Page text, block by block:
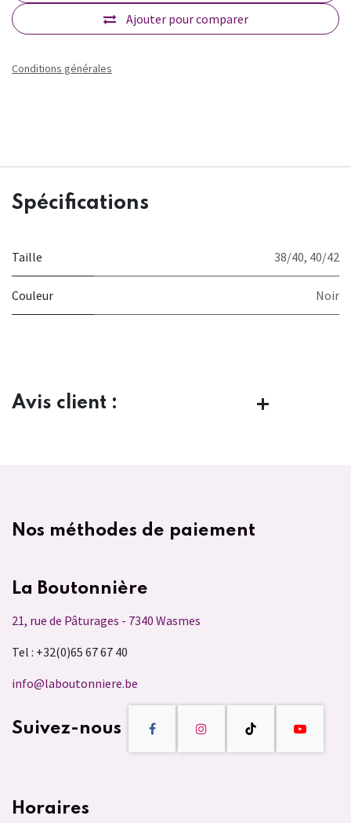
Ajouter pour comparer
Conditions générales
Spécifications
Taille 38/40, 40/42
Couleur Noir
Avis client :
Nos méthodes de paiement
La Boutonnière
21, rue de Pâturages - 7340 Wasmes
Tel : +32(0)65 67 67 40
info@laboutonniere.be
Suivez-nous
Horaires